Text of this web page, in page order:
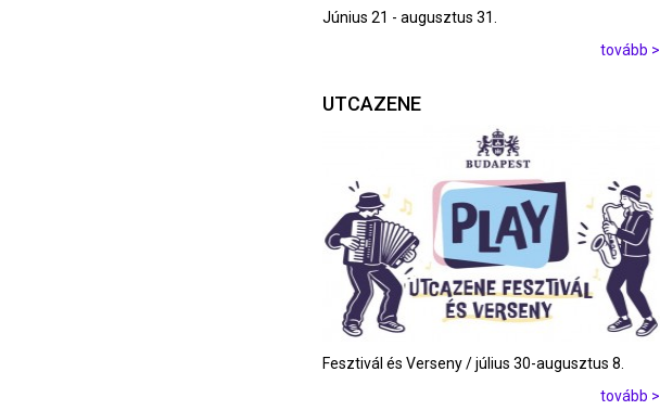
Június 21 - augusztus 31.
tovább >
UTCAZENE
Fesztivál és Verseny / július 30-augusztus 8.
tovább >